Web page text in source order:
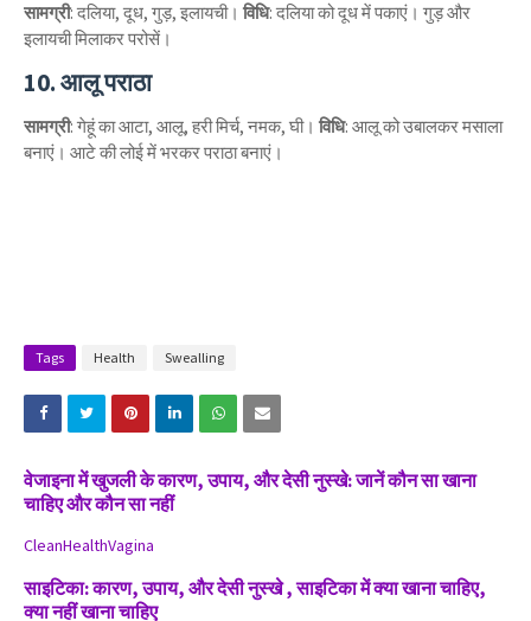
सामग्री: दलिया, दूध, गुड़, इलायची। विधि: दलिया को दूध में पकाएं। गुड़ और
इलायची मिलाकर परोसें।
10. आलू पराठा
सामग्री: गेहूं का आटा, आलू, हरी मिर्च, नमक, घी। विधि: आलू को उबालकर मसाला
बनाएं। आटे की लोई में भरकर पराठा बनाएं।
Tags Health Swealling
वेजाइना में खुजली के कारण, उपाय, और देसी नुस्खे: जानें कौन सा खाना
चाहिए और कौन सा नहीं
CleanHealthVagina
साइटिका: कारण, उपाय, और देसी नुस्खे , साइटिका में क्या खाना चाहिए,
क्या नहीं खाना चाहिए